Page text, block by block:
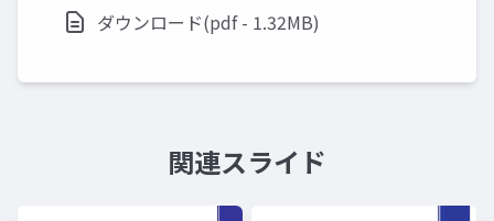
ダウンロード(pdf - 1.32MB)
関連スライド